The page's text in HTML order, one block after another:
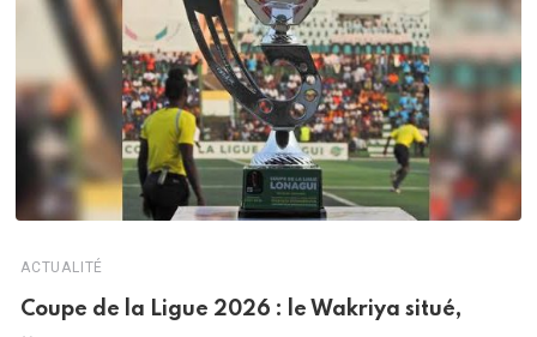
ACTUALITÉ
Coupe de la Ligue 2026 : le Wakriya situé,